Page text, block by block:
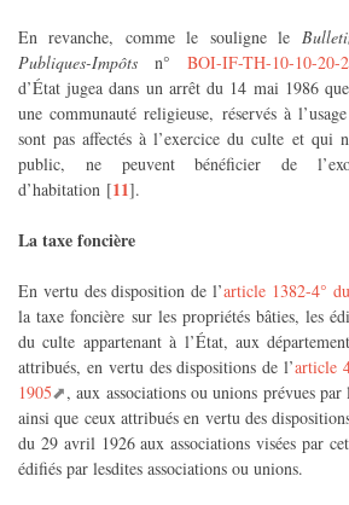
En revanche, comme le souligne le
Publiques-Impôts n° BOI-IF-TH-10-10-20-
d’État jugea dans un arrêt du 14 mai 1986
une communauté religieuse, réservés à
sont pas affectés à l’exercice du culte et qui
public, ne peuvent bénéficier de
d’habitation [11].
La taxe foncière
En vertu des disposition de l’article 1382-4°
la taxe foncière sur les propriétés bâties, les
du culte appartenant à l’État, aux
attribués, en vertu des dispositions de l’article
1905
, aux associations ou unions prévues
ainsi que ceux attribués en vertu des
du 29 avril 1926 aux associations visées par
édifiés par lesdites associations ou unions.